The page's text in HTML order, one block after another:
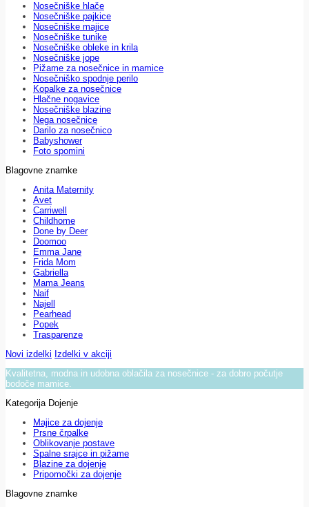
Nosečniške hlače
Nosečniške pajkice
Nosečniške majice
Nosečniške tunike
Nosečniške obleke in krila
Nosečniške jope
Pižame za nosečnice in mamice
Nosečniško spodnje perilo
Kopalke za nosečnice
Hlačne nogavice
Nosečniške blazine
Nega nosečnice
Darilo za nosečnico
Babyshower
Foto spomini
Blagovne znamke
Anita Maternity
Avet
Carriwell
Childhome
Done by Deer
Doomoo
Emma Jane
Frida Mom
Gabriella
Mama Jeans
Naif
Najell
Pearhead
Popek
Trasparenze
Novi izdelki Izdelki v akciji
Kvalitetna, modna in udobna oblačila za nosečnice - za dobro počutje
bodoče mamice.
Kategorija Dojenje
Majice za dojenje
Prsne črpalke
Oblikovanje postave
Spalne srajce in pižame
Blazine za dojenje
Pripomočki za dojenje
Blagovne znamke